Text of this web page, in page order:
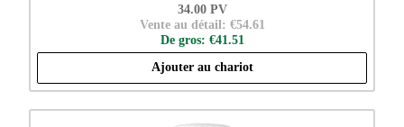
34.00 PV
Vente au détail: €54.61
De gros: €41.51
Ajouter au chariot